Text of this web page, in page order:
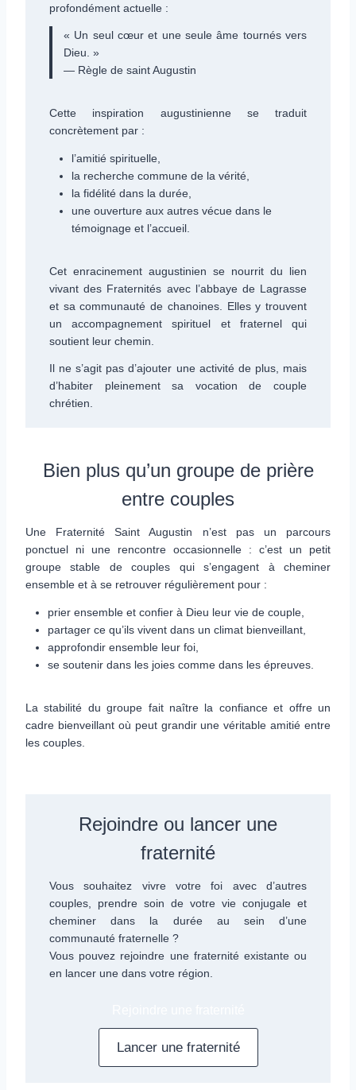
profondément actuelle :
« Un seul cœur et une seule âme tournés vers
Dieu. »
— Règle de saint Augustin
Cette inspiration augustinienne se traduit
concrètement par :
l’amitié spirituelle,
la recherche commune de la vérité,
la fidélité dans la durée,
une ouverture aux autres vécue dans le
témoignage et l’accueil.
Cet enracinement augustinien se nourrit du lien
vivant des Fraternités avec l’abbaye de Lagrasse
et sa communauté de chanoines. Elles y trouvent
un accompagnement spirituel et fraternel qui
soutient leur chemin.
Il ne s’agit pas d’ajouter une activité de plus, mais
d’habiter pleinement sa vocation de couple
chrétien.
Bien plus qu’un groupe de prière
entre couples
Une Fraternité Saint Augustin n’est pas un parcours
ponctuel ni une rencontre occasionnelle : c’est un petit
groupe stable de couples qui s’engagent à cheminer
ensemble et à se retrouver régulièrement pour :
prier ensemble et confier à Dieu leur vie de couple,
partager ce qu’ils vivent dans un climat bienveillant,
approfondir ensemble leur foi,
se soutenir dans les joies comme dans les épreuves.
La stabilité du groupe fait naître la confiance et offre un
cadre bienveillant où peut grandir une véritable amitié entre
les couples.
Rejoindre ou lancer une
fraternité
Vous souhaitez vivre votre foi avec d’autres
couples, prendre soin de votre vie conjugale et
cheminer dans la durée au sein d’une
communauté fraternelle ?
Vous pouvez rejoindre une fraternité existante ou
en lancer une dans votre région.
Lancer une fraternité